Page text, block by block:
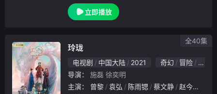
，展开12场“沉浸式”激烈脑力对决，全方位展
示推理、沟通、观察、 信息甄别、制定战略
立即播放
玲珑
电视剧 中国大陆 2021 奇幻 冒险
古装
导演：
施磊 徐奕明
主演：
曾黎 袁弘 陈雨锶 蔡文静 赵今麦
全40集